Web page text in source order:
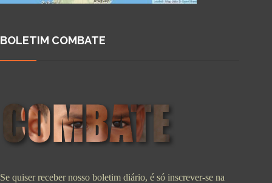
BOLETIM COMBATE
Se quiser receber nosso boletim diário, é só inscrever-se na